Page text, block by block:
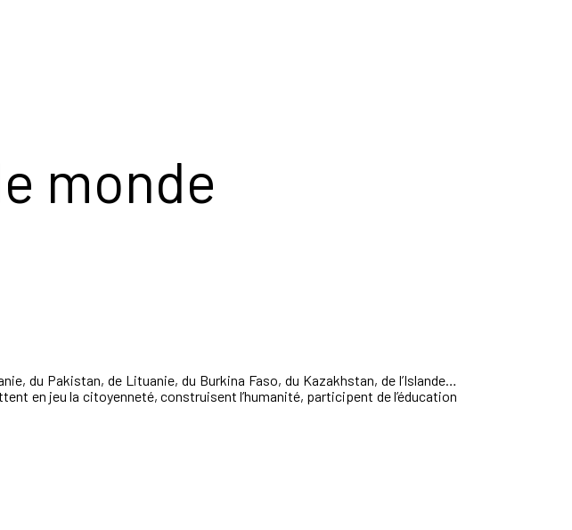
monde
du Pakistan, de Lituanie, du Burkina Faso, du Kazakhstan, de l’Islande…
en jeu la citoyenneté, construisent l’humanité, participent de l’éducation